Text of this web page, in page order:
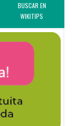
BUSCAR EN
WIKITIPS